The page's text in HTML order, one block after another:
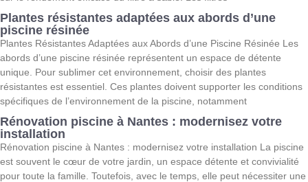
Plantes résistantes adaptées aux abords d’une
piscine résinée
Plantes Résistantes Adaptées aux Abords d’une Piscine Résinée Les
abords d’une piscine résinée représentent un espace de détente
unique. Pour sublimer cet environnement, choisir des plantes
résistantes est essentiel. Ces plantes doivent supporter les conditions
spécifiques de l’environnement de la piscine, notamment
Rénovation piscine à Nantes : modernisez votre
installation
Rénovation piscine à Nantes : modernisez votre installation La piscine
est souvent le cœur de votre jardin, un espace détente et convivialité
pour toute la famille. Toutefois, avec le temps, elle peut nécessiter une